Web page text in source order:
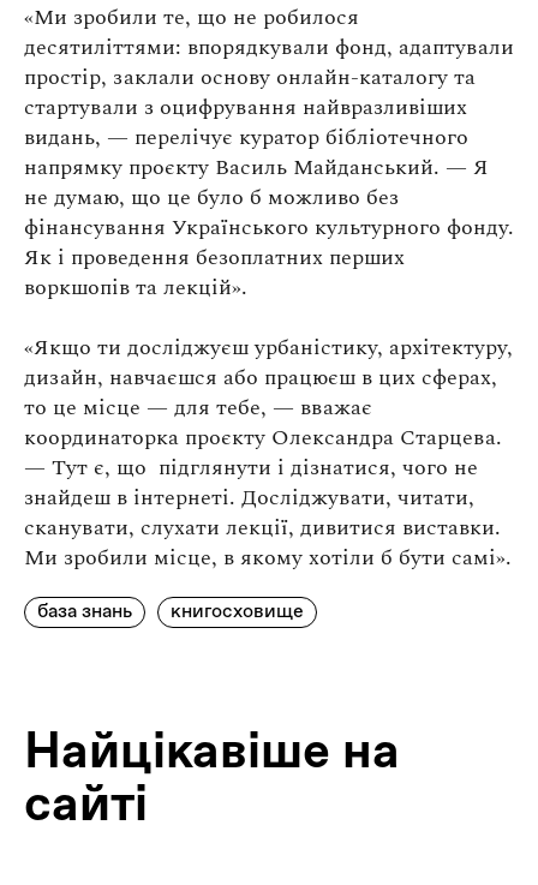
«Ми зробили те, що не робилося
десятиліттями: впорядкували фонд, адаптували
простір, заклали основу онлайн-каталогу та
стартували з оцифрування найвразливіших
видань, — перелічує куратор бібліотечного
напрямку проєкту Василь Майданський. — Я
не думаю, що це було б можливо без
фінансування Українського культурного фонду.
Як і проведення безоплатних перших
воркшопів та лекцій».
«Якщо ти досліджуєш урбаністику, архітектуру,
дизайн, навчаєшся або працюєш в цих сферах,
то це місце — для тебе, — вважає
координаторка проєкту Олександра Старцева.
— Тут є, що підглянути і дізнатися, чого не
знайдеш в інтернеті. Досліджувати, читати,
сканувати, слухати лекції, дивитися виставки.
Ми зробили місце, в якому хотіли б бути самі».
база знань книгосховище
Найцiкавiше на
сайтi